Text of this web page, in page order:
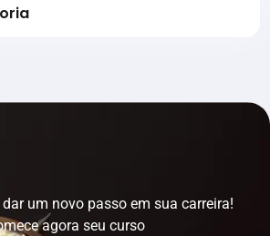
dar um novo passo em sua carreira!
agora seu curso